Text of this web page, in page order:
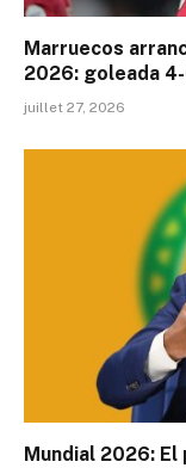
Marruecos
2026: goleada 4-
juillet 27, 2026
Mundial 2026: